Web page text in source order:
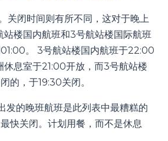
关闭时间则有所不同，这对于晚上
站楼国内航班和3号航站楼国际航班
。 3号航站楼国内航班于22:00
休息室于21:00开放，而3号航站楼
的，于19:30关闭。
发的晚班航班是此列表中最糟糕的
快关闭。计划用餐，而不是休息